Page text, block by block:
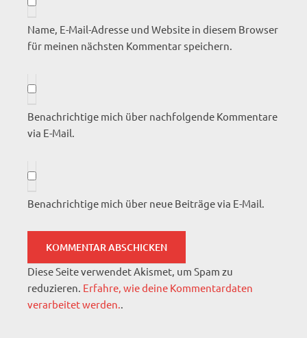
Name, E-Mail-Adresse und Website in diesem Browser
für meinen nächsten Kommentar speichern.
Benachrichtige mich über nachfolgende Kommentare
via E-Mail.
Benachrichtige mich über neue Beiträge via E-Mail.
Diese Seite verwendet Akismet, um Spam zu
reduzieren. Erfahre, wie deine Kommentardaten
verarbeitet werden..